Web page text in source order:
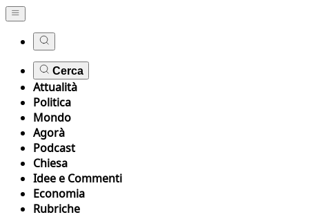
Cerca
Attualità
Politica
Mondo
Agorà
Podcast
Chiesa
Idee e Commenti
Economia
Rubriche